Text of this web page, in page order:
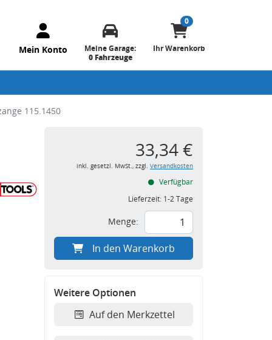
Mein Konto
Meine Garage:
0 Fahrzeuge
0
Ihr Warenkorb
115.1450
33,34 €
inkl. gesetzl. MwSt., zzgl. Versandkosten
Verfügbar
Lieferzeit: 1-2 Tage
Menge:
In den Warenkorb
Weitere Optionen
Auf den Merkzettel